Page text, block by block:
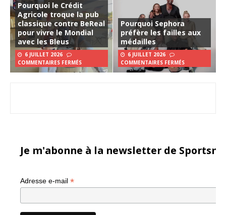
Pourquoi le Crédit
Agricole troque la pub
classique contre BeReal
pour vivre le Mondial
avec les Bleus
6 JUILLET 2026
COMMENTAIRES FERMÉS
Pourquoi Sephora
préfère les failles aux
médailles
6 JUILLET 2026
COMMENTAIRES FERMÉS
Je m'abonne à la newsletter de
Adresse e-mail *